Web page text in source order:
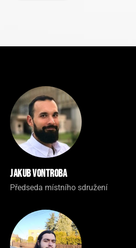
Jakub Vontroba
Předseda místního sdružení